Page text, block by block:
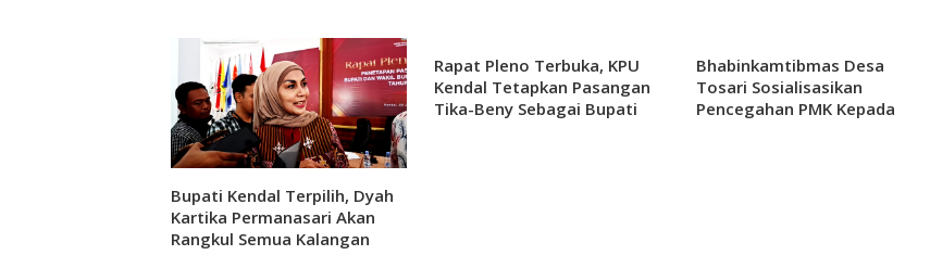
Bupati Kendal Terpilih, Dyah
Kartika Permanasari Akan
Rangkul Semua Kalangan
Rapat Pleno Terbuka, KPU
Kendal Tetapkan Pasangan
Tika-Beny Sebagai Bupati
Bhabinkamtibmas Desa
Tosari Sosialisasikan
Pencegahan PMK Kepada